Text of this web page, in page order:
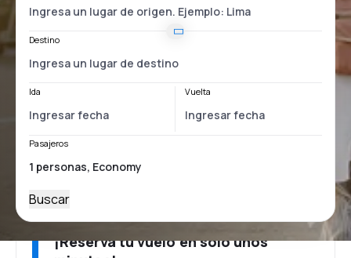
Destino
Ida Vuelta
Pasajeros
Buscar
¡Reserva tu vuelo en solo unos